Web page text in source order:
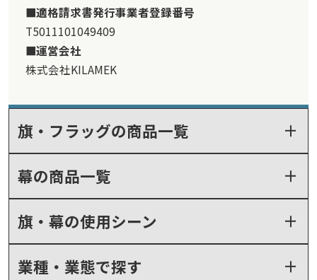
適格請求書発行事業者登録番号
T5011101049409
運営会社
株式会社KILAMEK
旗・フラッグの商品一覧
幕の商品一覧
旗・幕の使用シーン
業種・業態で探す